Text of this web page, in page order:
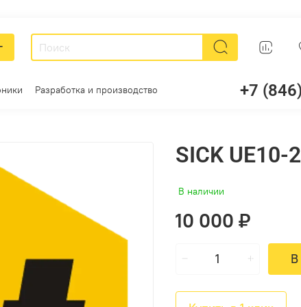
Разработка и производство +7
SICK UE10-
В наличии
10 000 ₽
В